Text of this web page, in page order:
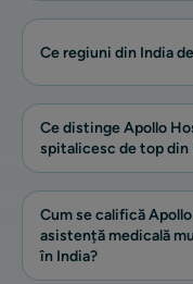
Ce regiuni din India
Ce distinge Apollo
spitalicesc de top din
Cum se califică
asistență medicală
în India?